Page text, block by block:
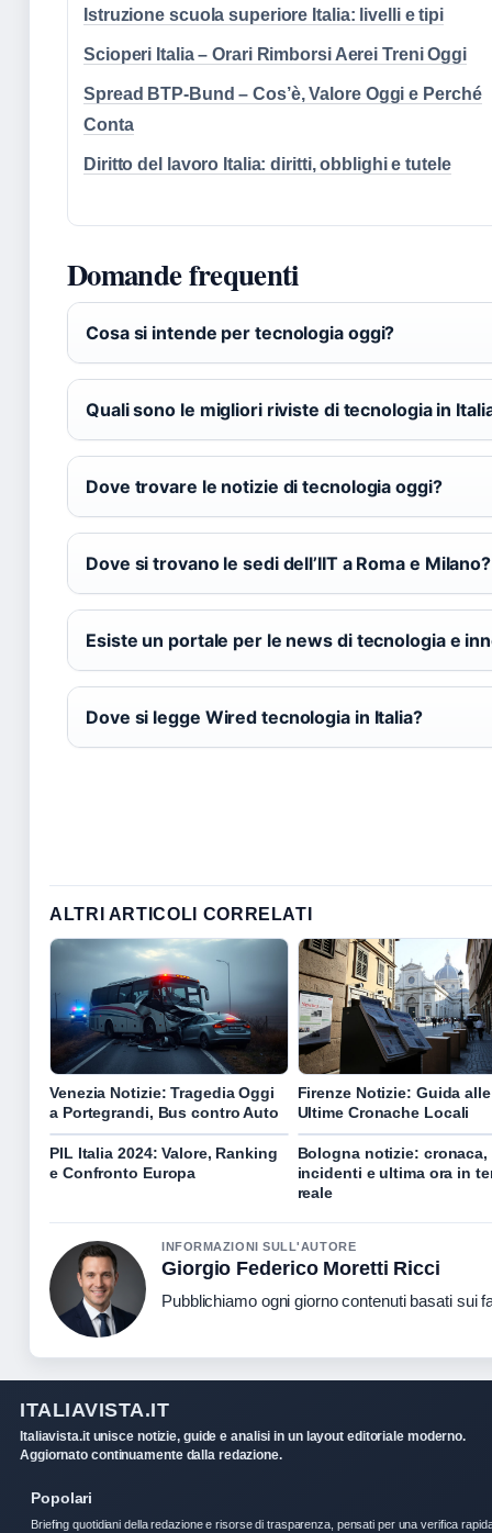
Istruzione scuola superiore Italia: livelli e tipi
Scioperi Italia – Orari Rimborsi Aerei Treni Oggi
Spread BTP-Bund – Cos’è, Valore Oggi e Perché
Conta
Diritto del lavoro Italia: diritti, obblighi e tutele
Domande frequenti
Cosa si intende per tecnologia oggi?
Quali sono le migliori riviste di tecnologia in
Dove trovare le notizie di tecnologia oggi?
Dove si trovano le sedi dell’IIT a Roma e Milano?
Esiste un portale per le news di tecnologia e
Dove si legge Wired tecnologia in Italia?
ALTRI ARTICOLI CORRELATI
Venezia Notizie: Tragedia Oggi
a Portegrandi, Bus contro Auto
Firenze Notizie: Guida alle
Ultime Cronache Locali
PIL Italia 2024: Valore, Ranking
e Confronto Europa
Bologna notizie: cronaca,
incidenti e ultima ora in
reale
INFORMAZIONI SULL'AUTORE
Giorgio Federico Moretti Ricci
Pubblichiamo ogni giorno contenuti basati sui
ITALIAVISTA.IT
Italiavista.it unisce notizie, guide e analisi in un layout editoriale moderno.
Aggiornato continuamente dalla redazione.
Popolari
Briefing quotidiani della redazione e risorse di trasparenza, pensati per una verifica